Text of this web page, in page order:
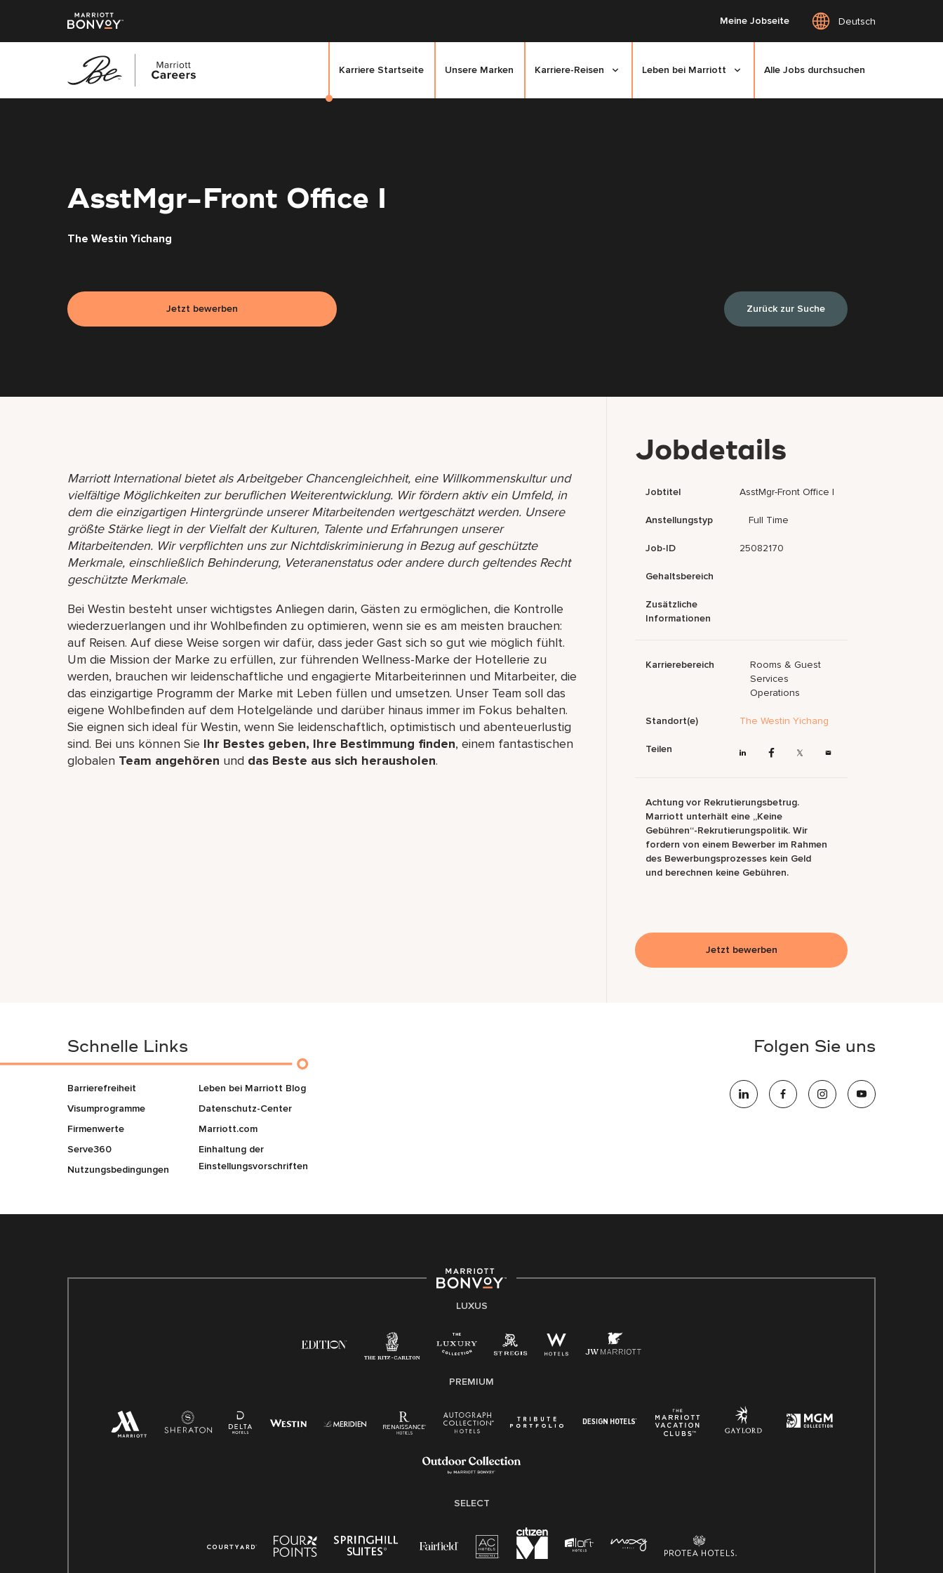
Meine Jobseite Deutsch
Karriere Startseite Unsere Marken Karriere-Reisen Leben bei Marriott Alle Jobs durchsuchen
AsstMgr-Front Office I
The Westin Yichang
Jetzt bewerben Zurück zur Suche
Marriott International bietet als Arbeitgeber Chancengleichheit, eine Willkommenskultur und
vielfältige Möglichkeiten zur beruflichen Weiterentwicklung. Wir fördern aktiv ein Umfeld, in
dem die einzigartigen Hintergründe unserer Mitarbeitenden wertgeschätzt werden. Unsere
größte Stärke liegt in der Vielfalt der Kulturen, Talente und Erfahrungen unserer
Mitarbeitenden. Wir verpflichten uns zur Nichtdiskriminierung in Bezug auf geschützte
Merkmale, einschließlich Behinderung, Veteranenstatus oder andere durch geltendes Recht
geschützte Merkmale.
Bei Westin besteht unser wichtigstes Anliegen darin, Gästen zu ermöglichen, die Kontrolle
wiederzuerlangen und ihr Wohlbefinden zu optimieren, wenn sie es am meisten brauchen:
auf Reisen. Auf diese Weise sorgen wir dafür, dass jeder Gast sich so gut wie möglich fühlt.
Um die Mission der Marke zu erfüllen, zur führenden Wellness-Marke der Hotellerie zu
werden, brauchen wir leidenschaftliche und engagierte Mitarbeiterinnen und Mitarbeiter, die
das einzigartige Programm der Marke mit Leben füllen und umsetzen. Unser Team soll das
eigene Wohlbefinden auf dem Hotelgelände und darüber hinaus immer im Fokus behalten.
Sie eignen sich ideal für Westin, wenn Sie leidenschaftlich, optimistisch und abenteuerlustig
sind. Bei uns können Sie Ihr Bestes geben, Ihre Bestimmung finden, einem fantastischen
globalen Team angehören und das Beste aus sich herausholen.
Jobdetails
Jobtitel AsstMgr-Front Office I
Anstellungstyp Full Time
Job-ID 25082170
Gehaltsbereich
Zusätzliche
Informationen
Karrierebereich
Rooms & Guest
Services
Operations
Standort(e) The Westin Yichang
Teilen
Achtung vor Rekrutierungsbetrug.
Marriott unterhält eine „Keine
Gebühren“-Rekrutierungspolitik. Wir
fordern von einem Bewerber im Rahmen
des Bewerbungsprozesses kein Geld
und berechnen keine Gebühren.
Jetzt bewerben
Schnelle Links
Barrierefreiheit
Visumprogramme
Firmenwerte
Serve360
Nutzungsbedingungen
Leben bei Marriott Blog
Datenschutz-Center
Marriott.com
Einhaltung der
Einstellungsvorschriften
Folgen Sie uns
LUXUS
PREMIUM
SELECT